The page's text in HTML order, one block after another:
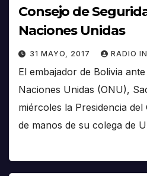
Consejo de
Naciones Unidas
31 MAYO, 2017 RADIO
El embajador de Bolivia
Naciones Unidas (ONU),
miércoles la Presidencia del
de manos de su colega de